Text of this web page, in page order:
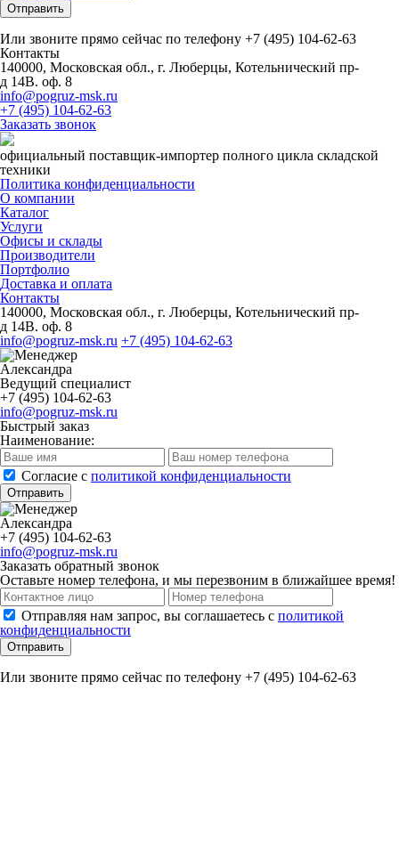
Отправить
Или звоните прямо сейчас по телефону +7 (495) 104-62-63
Контакты
140000, Московская обл., г. Люберцы, Котельнический пр-
д 14В. оф. 8
info@pogruz-msk.ru
+7 (495) 104-62-63
Заказать звонок
официальный поставщик-импортер полного цикла складской
техники
Политика конфиденциальности
О компании
Каталог
Услуги
Офисы и склады
Производители
Портфолио
Доставка и оплата
Контакты
140000, Московская обл., г. Люберцы, Котельнический пр-
д 14В. оф. 8
info@pogruz-msk.ru +7 (495) 104-62-63
Александра
Ведущий специалист
+7 (495) 104-62-63
info@pogruz-msk.ru
Быстрый заказ
Наименование:
Cогласие с политикой конфиденциальности
Отправить
Александра
+7 (495) 104-62-63
info@pogruz-msk.ru
Заказать обратный звонок
Оставьте номер телефона, и мы перезвоним в ближайшее время!
Отправляя нам запрос, вы соглашаетесь с политикой
конфиденциальности
Отправить
Или звоните прямо сейчас по телефону +7 (495) 104-62-63